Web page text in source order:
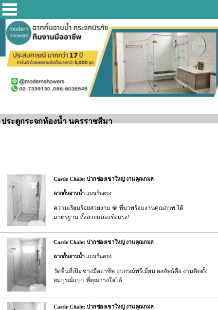
ประตูกระจกห้องน้ำ นครราชสีมา
Castle Chalet ปากช่องเขาใหญ่ งานคุณกมล
ฉากกั้นอาบน้ำ แบบกั้นตรง
ความเรียบร้อยสวยงาม 💎 ที่มาพร้อมงานคุณภาพ ได้
มาตรฐาน ทั้งสวยและแข็งแรง!
Castle Chalet ปากช่องเขาใหญ่ งานคุณกมล
ฉากกั้นอาบน้ำ แบบกั้นตรง
วัดพื้นที่เป๊ะ ช่างมืออาชีพ อุปกรณ์พรีเมี่ยม ผลลัพธ์คือ งานติดตั้ง
สมบูรณ์แบบ ที่คุณวางใจได้
Castle Chalet ปากช่องเขาใหญ่ งานคุณกมล